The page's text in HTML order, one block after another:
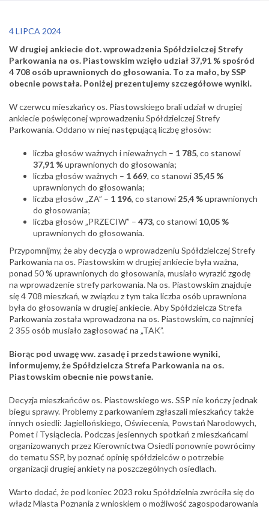
4 LIPCA 2024
W drugiej ankiecie dot. wprowadzenia Spółdzielczej Strefy
Parkowania na os. Piastowskim wzięło udział 37,91 % spośród
4 708 osób uprawnionych do głosowania. To za mało, by SSP
obecnie powstała. Poniżej prezentujemy szczegółowe wyniki.
W czerwcu mieszkańcy os. Piastowskiego brali udział w drugiej
ankiecie poświęconej wprowadzeniu Spółdzielczej Strefy
Parkowania. Oddano w niej następującą liczbę głosów:
liczba głosów ważnych i nieważnych – 1 785, co stanowi
37,91 %uprawnionych do głosowania;
liczba głosów ważnych – 1 669, co stanowi35,45 %
uprawnionych do głosowania;
liczba głosów „ZA” – 1 196, co stanowi 25,4 %uprawnionych
do głosowania;
liczba głosów „PRZECIW” – 473, co stanowi 10,05 %
uprawnionych do głosowania.
Przypomnijmy, że aby decyzja o wprowadzeniu Spółdzielczej Strefy
Parkowania na os. Piastowskim w drugiej ankiecie była ważna,
ponad 50 % uprawnionych do głosowania, musiało wyrazić zgodę
na wprowadzenie strefy parkowania. Na os. Piastowskim znajduje
się 4 708 mieszkań, w związku z tym taka liczba osób uprawniona
była do głosowania w drugiej ankiecie. Aby Spółdzielcza Strefa
Parkowania została wprowadzona na os. Piastowskim, co najmniej
2 355 osób musiało zagłosować na „TAK”.
Biorąc pod uwagę ww. zasadę i przedstawione wyniki,
informujemy, że Spółdzielcza Strefa Parkowania na os.
Piastowskim obecnie nie powstanie.
Decyzja mieszkańców os. Piastowskiego ws. SSP nie kończy jednak
biegu sprawy. Problemy z parkowaniem zgłaszali mieszkańcy także
innych osiedli: Jagiellońskiego, Oświecenia, Powstań Narodowych,
Pomet i Tysiąclecia. Podczas jesiennych spotkań z mieszkańcami
organizowanych przez Kierownictwa Osiedli ponownie powrócimy
do tematu SSP, by poznać opinię spółdzielców o potrzebie
organizacji drugiej ankiety na poszczególnych osiedlach.
Warto dodać, że pod koniec 2023 roku Spółdzielnia zwróciła się do
władz Miasta Poznania z wnioskiem o możliwość zagospodarowania